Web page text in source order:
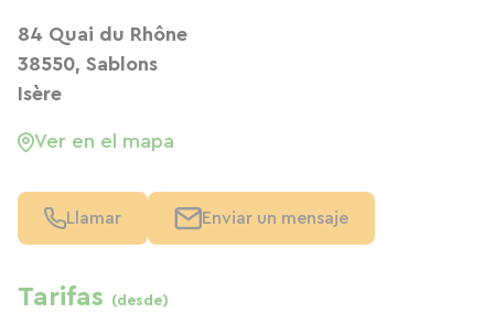
84 Quai du Rhône
38550, Sablons
Isère
Ver en el mapa
Llamar Enviar un mensaje
Tarifas (desde)